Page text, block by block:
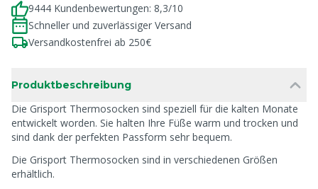
9444 Kundenbewertungen: 8,3/10
Schneller und zuverlässiger Versand
Versandkostenfrei ab 250€
Produktbeschreibung
Die Grisport Thermosocken sind speziell für die kalten Monate
entwickelt worden. Sie halten Ihre Füße warm und trocken und
sind dank der perfekten Passform sehr bequem.
Die Grisport Thermosocken sind in verschiedenen Größen
erhältlich.